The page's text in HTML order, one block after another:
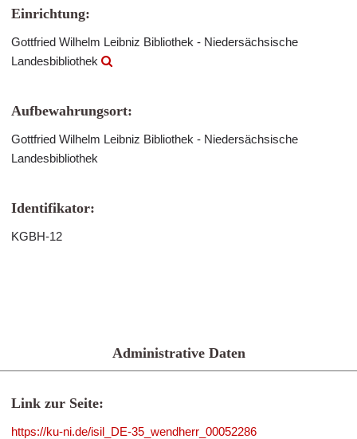
Einrichtung:
Gottfried Wilhelm Leibniz Bibliothek - Niedersächsische
Landesbibliothek
Aufbewahrungsort:
Gottfried Wilhelm Leibniz Bibliothek - Niedersächsische
Landesbibliothek
Identifikator:
KGBH-12
Administrative Daten
Link zur Seite:
https://ku-ni.de/isil_DE-35_wendherr_00052286